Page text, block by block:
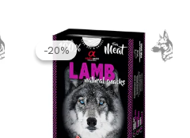
-20%
-20%
El
precio
original
era:
2.99 €.
El
precio
actual
es:
2.40 €.